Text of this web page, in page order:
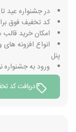
در جشنواره عید تا عید
کد تخفیف فوق برای خرید 50 قالب و
امکان خرید
انواع افزونه
پنل
ورود به
دریافت کد